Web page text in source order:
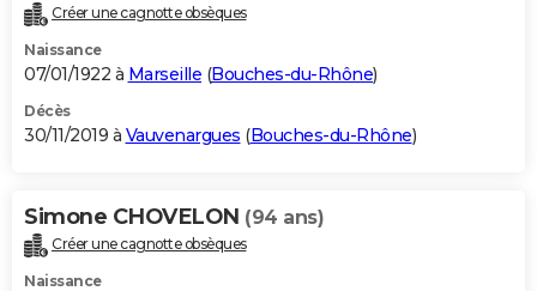
Créer une cagnotte obsèques
Naissance
07/01/1922 à Marseille (Bouches-du-Rhône)
Décès
30/11/2019 à Vauvenargues (Bouches-du-Rhône)
Simone CHOVELON (94 ans)
Créer une cagnotte obsèques
Naissance